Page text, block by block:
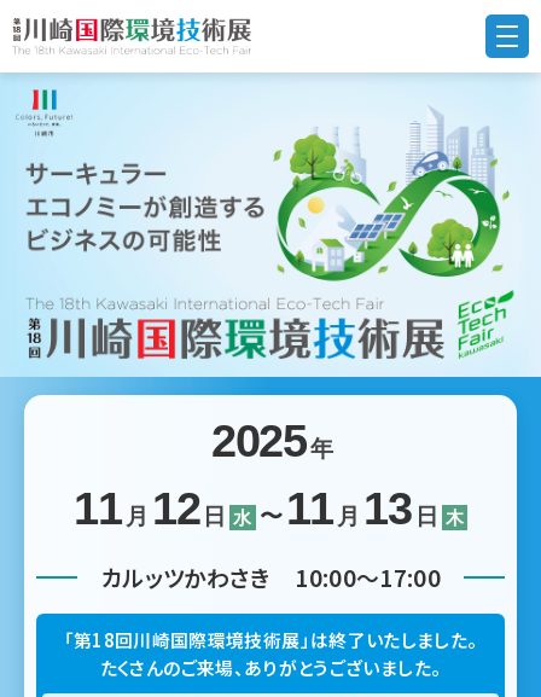
2025年
11 月 12 日 水 〜 11 月 13 日 木
カルッツかわさき 10:00〜17:00
「第18回川崎国際環境技術展」は終了いたしました。
たくさんのご来場、ありがとうございました。